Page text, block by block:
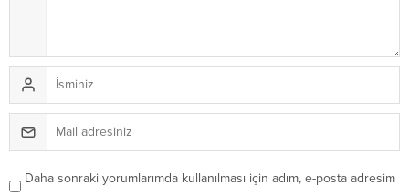
Daha sonraki yorumlarımda kullanılması için adım, e-posta adresim